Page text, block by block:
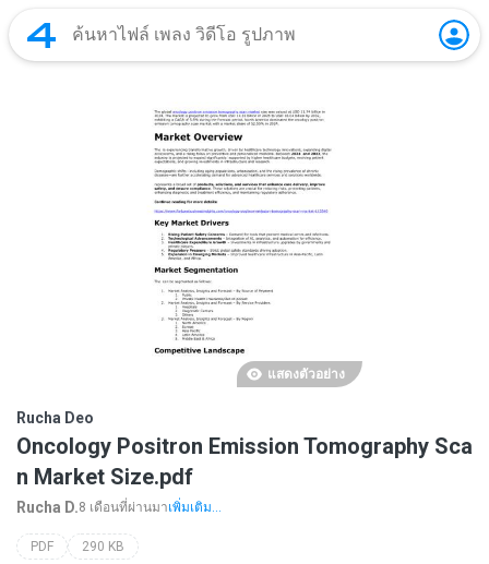
แสดงตัวอย่าง
Rucha Deo
Oncology Positron Emission Tomography Sca
n Market Size.pdf
Rucha D.8 เดือนที่ผ่านมาเพิ่มเติม...
PDF 290 KB